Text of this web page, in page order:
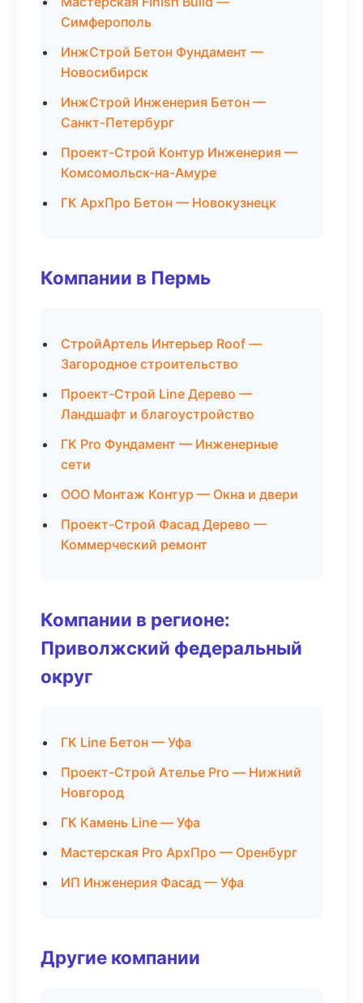
Симферополь
ИнжСтрой Бетон Фундамент —
Новосибирск
ИнжСтрой Инженерия Бетон —
Санкт-Петербург
Проект-Строй Контур Инженерия —
Комсомольск-на-Амуре
ГК АрхПро Бетон — Новокузнецк
Компании в Пермь
СтройАртель Интерьер Roof —
Загородное строительство
Проект-Строй Line Дерево —
Ландшафт и благоустройство
ГК Pro Фундамент — Инженерные
сети
ООО Монтаж Контур — Окна и двери
Проект-Строй Фасад Дерево —
Коммерческий ремонт
Компании в регионе:
Приволжский федеральный
округ
ГК Line Бетон — Уфа
Проект-Строй Ателье Pro — Нижний
Новгород
ГК Камень Line — Уфа
Мастерская Pro АрхПро — Оренбург
ИП Инженерия Фасад — Уфа
Другие компании